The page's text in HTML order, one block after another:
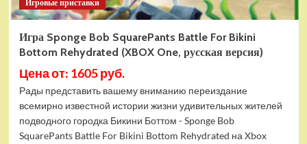
Игровые приставки
Игра Sponge Bob SquarePants Battle For Bikini
Bottom Rehydrated (XBOX One, русская версия)
Цена от: 1605 руб.
Рады представить вашему вниманию переиздание
всемирно известной истории жизни удивительных жителей
подводного городка Бикини Боттом - Sponge Bob
SquarePants Battle For Bikini Bottom Rehydrated на Xbox